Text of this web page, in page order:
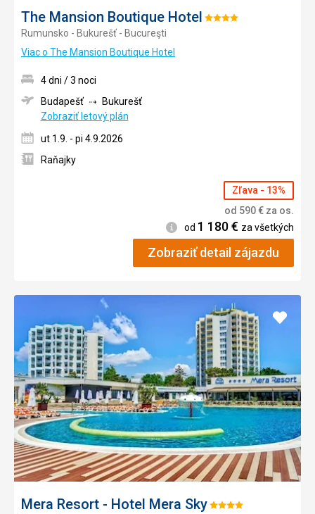
The Mansion Boutique Hotel Hodnotenie:
Rumunsko - Bukurešť - Bucureşti
Viac o The Mansion Boutique Hotel
4 dni / 3 noci
Budapešť
Bukurešť
Zobraziť letový plán
ut 1.9. - pi 4.9.2026
Raňajky
Zľava - 13%
od 590€ za os.
Informácie
od 1 180€ za všetkých
Zobraziť detail zájazdu
Mera Resort - Hotel Mera SkyHodnotenie:
Pridať